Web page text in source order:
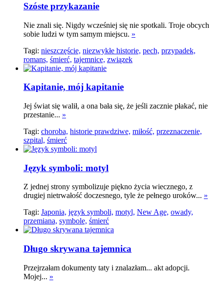
Szóste przykazanie
Nie znali się. Nigdy wcześniej się nie spotkali. Troje obcych
sobie ludzi w tym samym miejscu. »
Tagi: nieszczęście, niezwykłe historie, pech, przypadek,
romans, śmierć, tajemnice, związek
Kapitanie, mój kapitanie
Jej świat się walił, a ona bała się, że jeśli zacznie płakać, nie
przestanie... »
Tagi: choroba, historie prawdziwe, miłość, przeznaczenie,
szpital, śmierć
Język symboli: motyl
Z jednej strony symbolizuje piękno życia wiecznego, z
drugiej nietrwałość doczesnego, tyle że pełnego uroków... »
Tagi: Japonia, język symboli, motyl, New Age, owady,
przemiana, symbole, śmierć
Długo skrywana tajemnica
Przejrzałam dokumenty taty i znalazłam... akt adopcji.
Mojej... »